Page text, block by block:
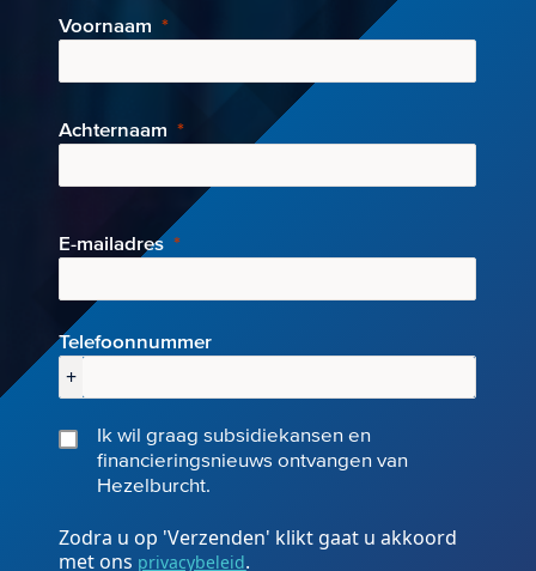
Voornaam
Achternaam
E-mailadres
Telefoonnummer
+
Ik wil graag subsidiekansen en
financieringsnieuws ontvangen van
Hezelburcht.
Zodra u op 'Verzenden' klikt gaat u akkoord
met ons privacybeleid.